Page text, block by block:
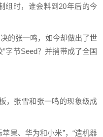
组时，谁会料到20年后的今
的张一鸣，如今却做出了世
字节Seed？并捎带成了全国
，张雪和张一鸣的现象级成
果、华为和小米”，“造机器